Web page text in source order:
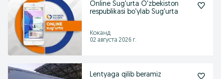
Online Sug'urta O'zbekiston
respublikasi bo'ylab Sug'urta
Коканд
02 августа 2026 г.
Lentyaga qilib beramiz